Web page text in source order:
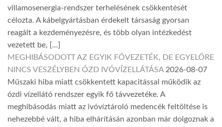
villamosenergia-rendszer terhelésének csökkentését
célozta. A kábelgyártásban érdekelt társaság gyorsan
reagált a kezdeményezésre, és több olyan intézkedést
vezetett be, […]
MEGHIBÁSODOTT AZ EGYIK FŐVEZETÉK, DE EGYELŐRE
NINCS VESZÉLYBEN ÓZD IVÓVÍZELLÁTÁSA 2026-08-07
Műszaki hiba miatt csökkentett kapacitással működik az
ózdi vízellátó rendszer egyik fő távvezetéke. A
meghibásodás miatt az ivóvíztároló medencék feltöltése is
nehezebbé vált, a hiba elhárításán azonban már dolgoznak a